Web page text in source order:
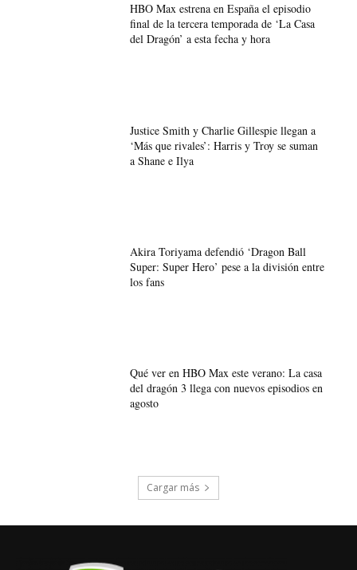
HBO Max estrena en España el episodio
final de la tercera temporada de ‘La Casa
del Dragón’ a esta fecha y hora
Justice Smith y Charlie Gillespie llegan a
‘Más que rivales’: Harris y Troy se suman
a Shane e Ilya
Akira Toriyama defendió ‘Dragon Ball
Super: Super Hero’ pese a la división entre
los fans
Qué ver en HBO Max este verano: La casa
del dragón 3 llega con nuevos episodios en
agosto
Cargar más